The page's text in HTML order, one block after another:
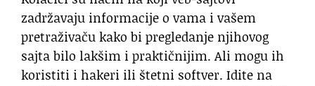
zadržavaju informacije o vama i vašem
pretraživaču kako bi pregledanje njihovog
sajta bilo lakšim i praktičnijim. Ali mogu ih
koristiti i hakeri ili štetni softver. Idite na